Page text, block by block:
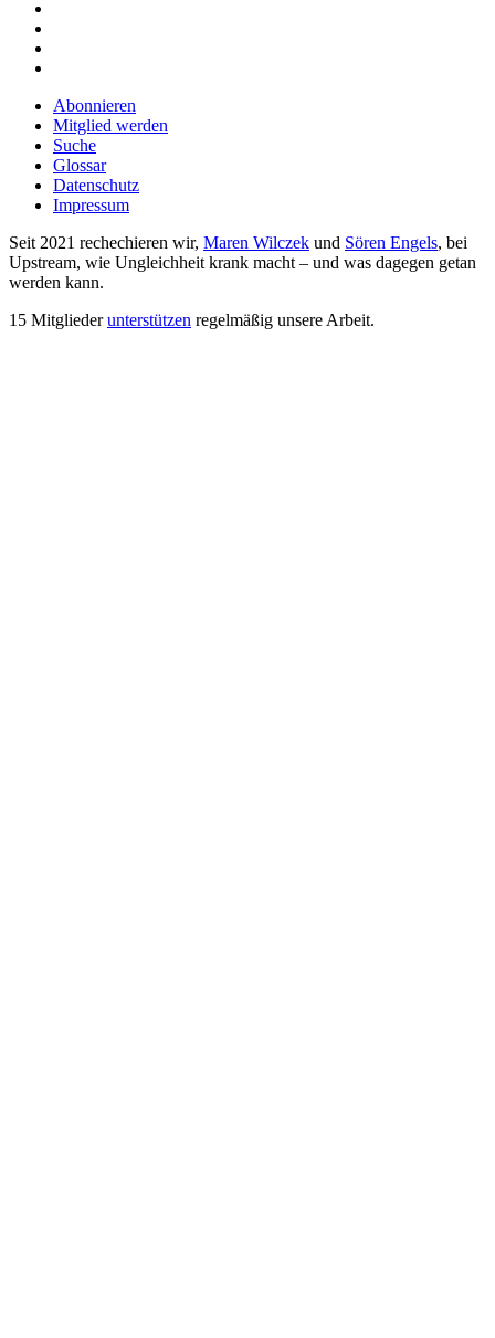
Abonnieren
Mitglied werden
Suche
Glossar
Datenschutz
Impressum
Seit 2021 rechechieren wir, Maren Wilczek und Sören Engels, bei
Upstream, wie Ungleichheit krank macht – und was dagegen getan
werden kann.
15 Mitgliederunterstützen regelmäßig unsere Arbeit.